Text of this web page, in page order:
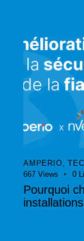
AMPERIO,
667 Views 0
Pourquoi